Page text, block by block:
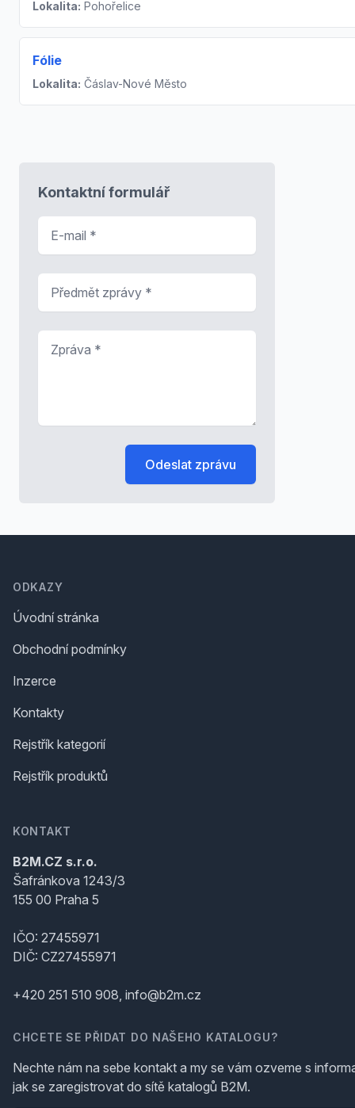
Lokalita: Pohořelice
Fólie
Lokalita: Čáslav-Nové Město
Kontaktní formulář
Odeslat zprávu
ODKAZY
Úvodní stránka
Obchodní podmínky
Inzerce
Kontakty
Rejstřík kategorií
Rejstřík produktů
KONTAKT
B2M.CZ s.r.o.
Šafránkova 1243/3
155 00 Praha 5
IČO: 27455971
DIČ: CZ27455971
+420 251 510 908, info@b2m.cz
CHCETE SE PŘIDAT DO NAŠEHO KATALOGU?
Nechte nám na sebe kontakt a my se vám ozveme s
jak se zaregistrovat do sítě katalogů B2M.